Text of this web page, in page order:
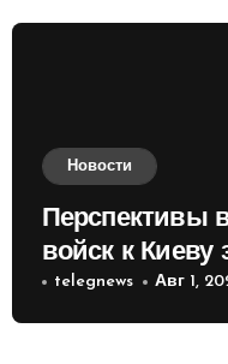
Новости
Перспективы
войск к
России
telegnews Авг 1,